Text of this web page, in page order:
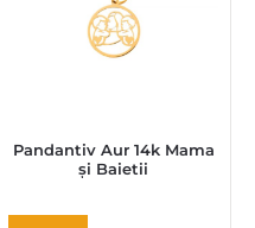
Pandantiv Aur 14k Mama
și Baietii